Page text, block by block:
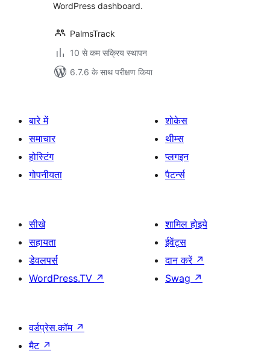
WordPress dashboard.
PalmsTrack
10 से कम सक्रिय स्थापन
6.7.6 के साथ परीक्षण किया
बारे में
समाचार
होस्टिंग
गोपनीयता
शोकेस
थीम्स
प्लगइन
पैटर्न्स
सीखे
सहायता
डेवलपर्स
WordPress.TV ↗
शामिल होइये
ईवेंट्स
दान करें ↗
Swag ↗
वर्डप्रेस.कॉम ↗
मैट ↗